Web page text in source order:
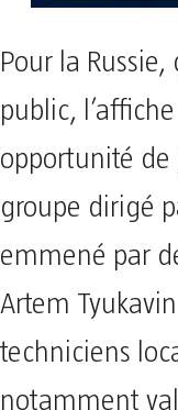
Pour la
public,
opportunité de
groupe dirigé
emmené par
Artem
techniciens
notamment